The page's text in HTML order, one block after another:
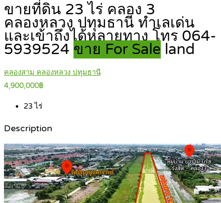
ขายที่ดิน 23 ไร่ คลอง 3
คลองหลวง ปทุมธานี ทำเลเด่น
และเข้าถึงได้หลายทาง โทร 064-
5939524 ขาย For Sale land
คลองสาม คลองหลวง ปทุมธานี
4,900,000฿
23ไร่
Description